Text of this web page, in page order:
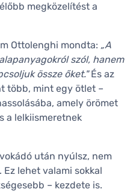
megközelítést a
Ottolenghi mondta: „A
szól, hanem
össze őket."És az
több, mint egy ötlet –
amely örömet
a lelkiismeretnek
után nyúlsz, nem
lehet valami sokkal
– kezdete is.